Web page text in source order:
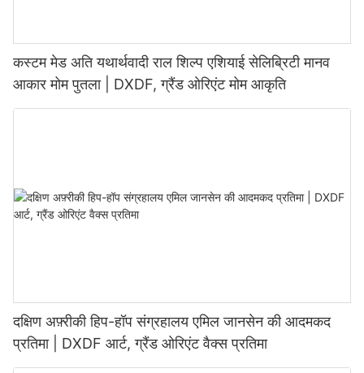
कस्टम मेड अति यथार्थवादी राल शिल्प एशियाई सेलिब्रिटी मानव
आकार मोम पुतला | DXDF, ग्रैंड ओरिएंट मोम आकृति
दक्षिण अफ़्रीकी हिप-हॉप संग्रहालय एमिल जानसेन की आदमकद
प्रतिमा | DXDF आर्ट, ग्रैंड ओरिएंट वैक्स प्रतिमा